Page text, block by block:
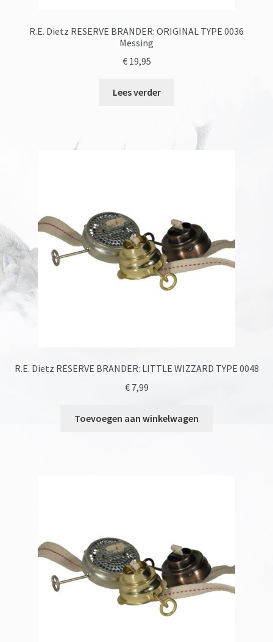
R.E. Dietz RESERVE BRANDER: ORIGINAL TYPE 0036
Messing
€19,95
Lees verder
R.E. Dietz RESERVE BRANDER: LITTLE WIZZARD TYPE 0048
€7,99
Toevoegen aan winkelwagen